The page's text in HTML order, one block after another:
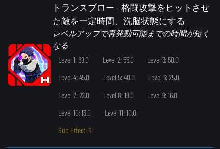
トランスブロー - 格闘攻撃をヒットさせ
た敵を一定時間、洗脳状態にする
レベルアップで再発動可能までの時間が短く
なる
Level 1: 60.0
Level 2: 55.0
Level 3: 50.0
Level 4: 45.0
Level 5: 40.0
Level 6: 25.0
Level 7: 22.0
Level 8: 19.0
Level 9: 16.0
Level 10: 13.0
Level 11: 10.0
Sub Effect: 6